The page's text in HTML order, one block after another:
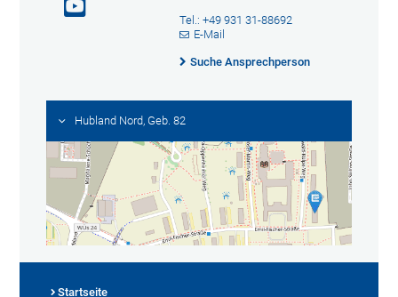
Tel.: +49 931 31-88692
E-Mail
Suche Ansprechperson
Hubland Nord, Geb. 82
Startseite